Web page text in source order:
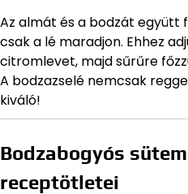
Az almát és a bodzát együtt
csak a lé maradjon. Ehhez
citromlevet, majd sűrűre
A bodzazselé nemcsak
kiváló!
Bodzabogyós
receptötletei